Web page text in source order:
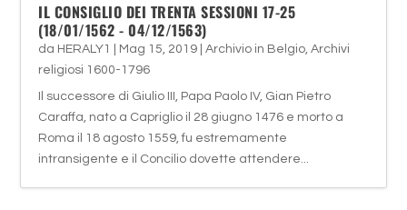
IL CONSIGLIO DEI TRENTA SESSIONI 17-25
(18/01/1562 - 04/12/1563)
da HERALY1 Mag 15, 2019 |Archivio in Belgio,Archivi
religiosi 1600-1796
Il successore di Giulio III, Papa Paolo IV, Gian Pietro
Caraffa, nato a Capriglio il 28 giugno 1476 e morto a
Roma il 18 agosto 1559, fu estremamente
intransigente e il Concilio dovette attendere...